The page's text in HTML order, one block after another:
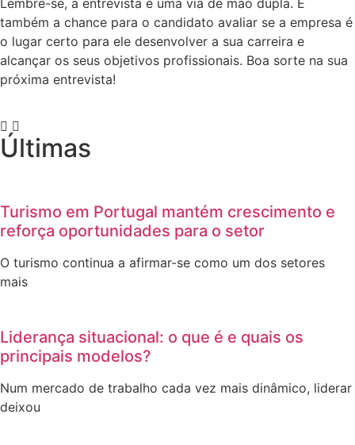
Lembre-se, a entrevista é uma via de mão dupla. É
também a chance para o candidato avaliar se a empresa é
o lugar certo para ele desenvolver a sua carreira e
alcançar os seus objetivos profissionais. Boa sorte na sua
próxima entrevista!
Últimas
Turismo em Portugal mantém crescimento e
reforça oportunidades para o setor
O turismo continua a afirmar-se como um dos setores
mais
Liderança situacional: o que é e quais os
principais modelos?
Num mercado de trabalho cada vez mais dinâmico, liderar
deixou